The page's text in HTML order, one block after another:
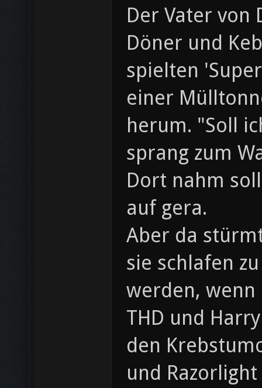
Der Vater von
Döner und
spielten
einer
herum. "Soll
sprang zum
Dort nahm
auf gera.
Aber da
sie schlafen
werden, wenn
THD und
den
und